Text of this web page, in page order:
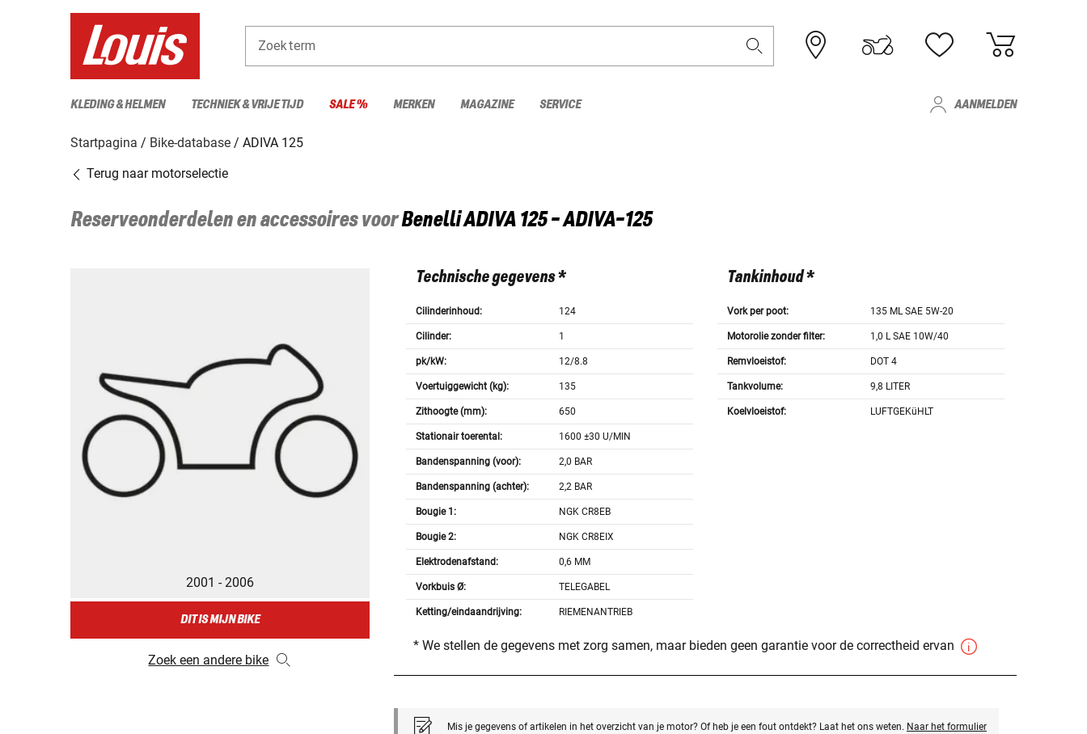
Zoekterm
KLEDING & HELMEN TECHNIEK & VRIJE TIJD SALE % MERKEN MAGAZINE SERVICE AANMELDEN
Startpagina Bike-database
ADIVA 125
Terug naar motorselectie
Reserveonderdelen en accessoires voorBenelliADIVA 125 - ADIVA-125
2001 - 2006
DIT IS MIJN BIKE
Zoek een andere bike
Technische gegevens *
Cilinderinhoud: 124
Cilinder: 1
pk/kW: 12/8.8
Voertuiggewicht (kg): 135
Zithoogte (mm): 650
Stationair toerental: 1600 ±30 U/MIN
Bandenspanning (voor): 2,0 BAR
Bandenspanning (achter): 2,2 BAR
Bougie 1: NGK CR8EB
Bougie 2: NGK CR8EIX
Elektrodenafstand: 0,6 MM
Vorkbuis Ø: TELEGABEL
Ketting/eindaandrijving: RIEMENANTRIEB
Tankinhoud *
Vork per poot: 135 ML SAE 5W-20
Motorolie zonder filter: 1,0 L SAE 10W/40
Remvloeistof: DOT 4
Tankvolume: 9,8 LITER
Koelvloeistof: LUFTGEKüHLT
* We stellen de gegevens met zorg samen, maar bieden geen garantie voor de correctheid ervan
Mis je gegevens of artikelen in het overzicht van je motor? Of heb je een fout ontdekt? Laat het ons weten. Naar het formulier